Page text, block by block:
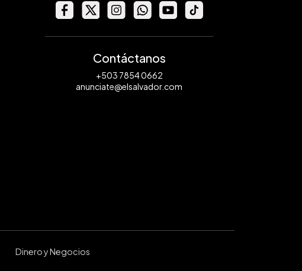
Contáctanos
+503 7854 0662
anunciate@elsalvador.com
Dinero y Negocios